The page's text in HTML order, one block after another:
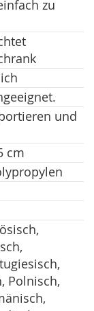
zu
und
cm
Polnisch,